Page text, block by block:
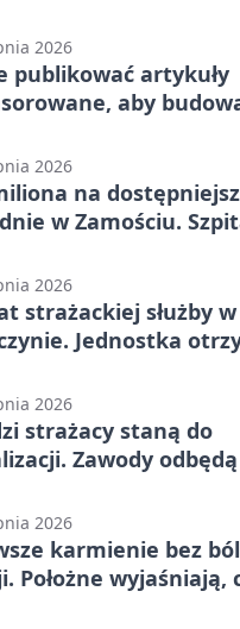
2026
publikować artykuły
aby
2026
na
w Zamościu.
2026
strażackiej służby w
Jednostka
2026
strażacy staną do
Zawody
2026
karmienie bez
Położne wyjaśniają,